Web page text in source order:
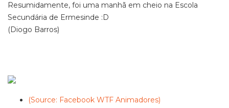
Resumidamente, foi uma manhã em cheio na Escola
Secundária de Ermesinde :D
(Diogo Barros)
(Source: Facebook WTF Animadores)